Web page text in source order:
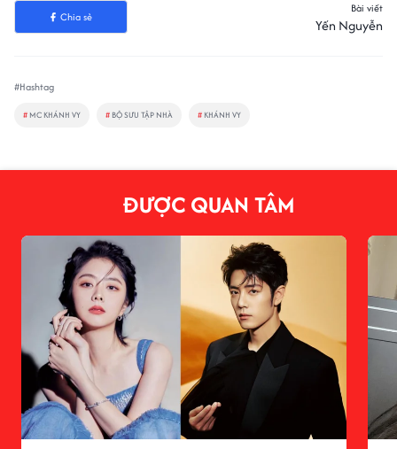
Chia sẻ
Bài viết
Yến Nguyễn
#Hashtag
# MC KHÁNH VY # BỘ SƯU TẬP NHÀ # KHÁNH VY
ĐƯỢC QUAN TÂM